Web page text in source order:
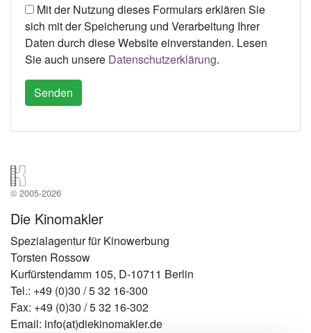
Mit der Nutzung dieses Formulars erklären Sie
sich mit der Speicherung und Verarbeitung Ihrer
Daten durch diese Website einverstanden. Lesen
Sie auch unsere Datenschutzerklärung.
© 2005-2026
Die Kinomakler
Spezialagentur für Kinowerbung
Torsten Rossow
Kurfürstendamm 105, D-10711 Berlin
Tel.: +49 (0)30 / 5 32 16-300
Fax: +49 (0)30 / 5 32 16-302
Email: info(at)diekinomakler.de